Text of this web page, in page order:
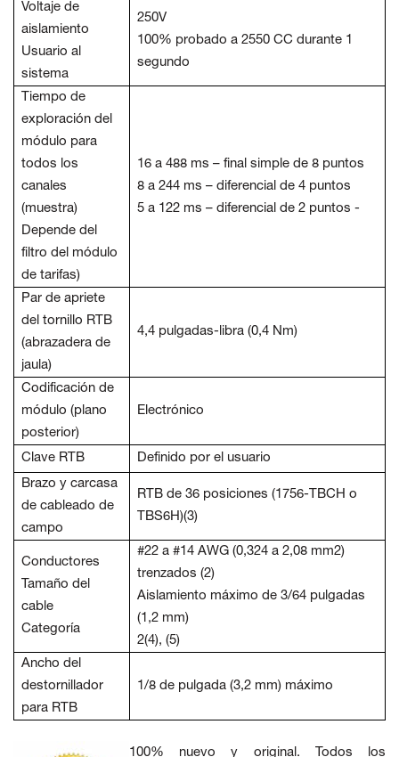
Voltaje de
aislamiento
Usuario al
sistema
250V
100% probado a 2550 CC durante 1
segundo
Tiempo de
exploración del
módulo para
todos los
canales
(muestra)
Depende del
filtro del módulo
de tarifas)
16 a 488 ms – final simple de 8 puntos
8 a 244 ms – diferencial de 4 puntos
5 a 122 ms – diferencial de 2 puntos -
Par de apriete
del tornillo RTB
(abrazadera de
jaula)
4,4 pulgadas-libra (0,4 Nm)
Codificación de
módulo (plano
posterior)
Electrónico
Clave RTB Definido por el usuario
Brazo y carcasa
de cableado de
campo
RTB de 36 posiciones (1756-TBCH o
TBS6H)(3)
Conductores
Tamaño del
cable
Categoría
#22 a #14 AWG (0,324 a 2,08 mm2)
trenzados (2)
Aislamiento máximo de 3/64 pulgadas
(1,2 mm)
2(4), (5)
Ancho del
destornillador
para RTB
1/8 de pulgada (3,2 mm) máximo
100% nuevo y original. Todos los